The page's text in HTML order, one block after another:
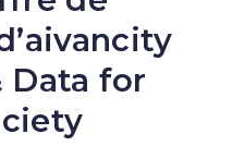
Data for